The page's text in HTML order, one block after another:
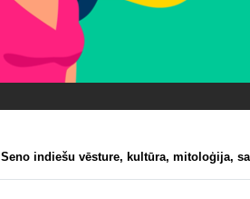
Seno indiešu vēsture, kultūra, mitoloģija,